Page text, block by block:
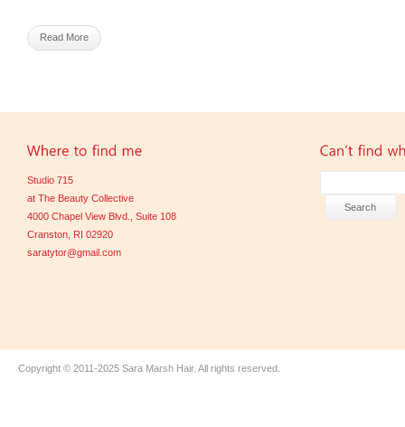
Read More
Studio 715
at The Beauty Collective
4000 Chapel View Blvd., Suite 108
Cranston, RI 02920
saratytor@gmail.com
Copyright © 2011-2025 Sara Marsh Hair. All rights reserved.